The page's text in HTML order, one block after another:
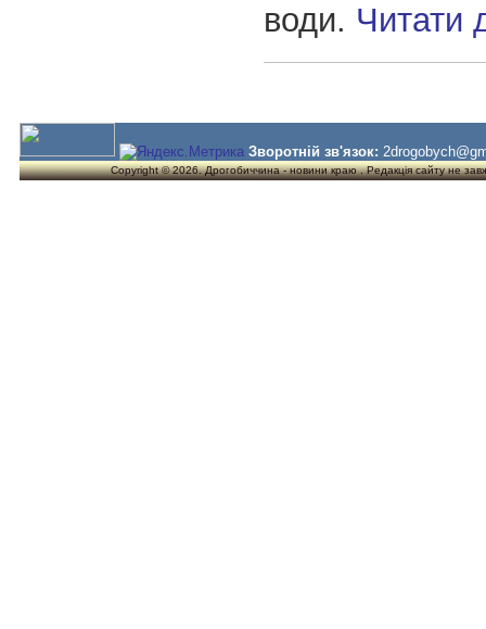
води. Читати
Зворотній зв'язок:
Copyright © 2026. Дрогобиччина - новини краю . Редакція сайту не